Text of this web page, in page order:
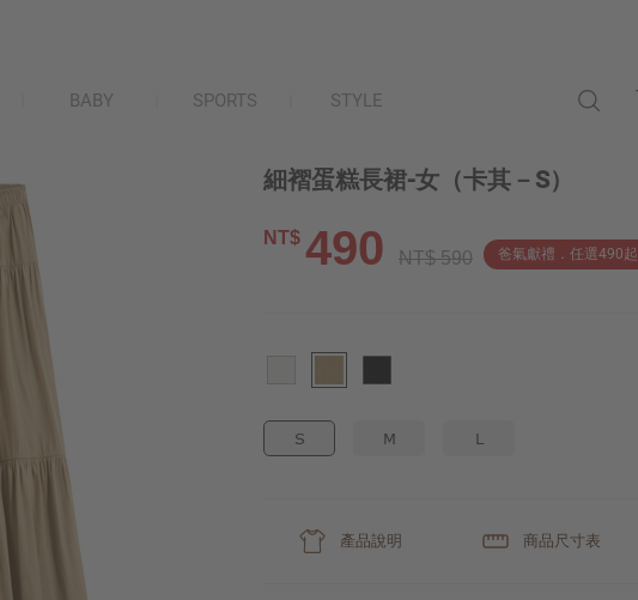
BABY SPORTS STYLE
細褶蛋糕長裙-女 （卡其－S）
NT$ 490 NT$ 590 爸氣獻禮．任選490起
S M L
產品說明 商品尺寸表